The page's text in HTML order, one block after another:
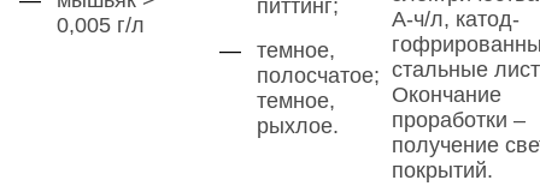
0,005 г/л
питтинг;
темное,
полосчатое;
темное,
рыхлое.
А-ч/л, катод-
стальные
Окончание
проработки –
получение
покрытий.